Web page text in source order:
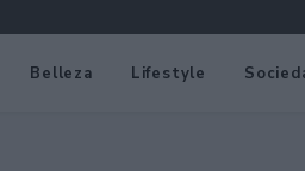
Belleza Lifestyle